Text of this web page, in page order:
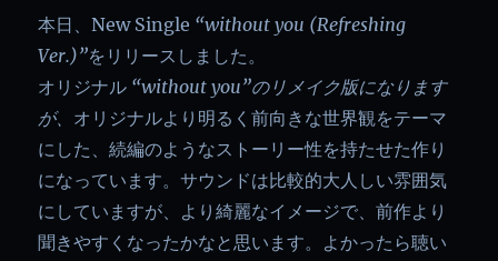
本日、New Single “without you (Refreshing
Ver.)”をリリースしました。
オリジナル “without you”のリメイク版になります
が、 オリジナルより明るく前向きな世界観をテーマ
にした、続編のようなストーリー性を持たせた作り
になっています。サウンドは比較的大人しい雰囲気
にしていますが、より綺麗なイメージで、前作より
聞きやすくなったかなと思います。よかったら聴い